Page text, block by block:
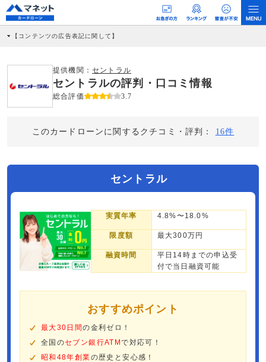
【コンテンツの広告表記に関して】
社に対して企業から紹介報酬が支払われるという収益モデルです。 ただし、特定の
商品を根拠なくPRするものではなく、当編集部の調査／ユーザーへの口コミ収集な
どに基づき、公平性を担保した情報提供を行っています。
提供機関： セントラル
セントラルの評判・口コミ情報
総合評価 3.7
このカードローンに関するクチコミ・評判： 16件
セントラル
実質年率 4.8%〜18.0%
限度額 最大300万円
融資時間
平日14時までの申込受
付で当日融資可能
おすすめポイント
最大30日間の金利ゼロ！
全国のセブン銀行ATMで対応可！
昭和48年創業の歴史と安心感！